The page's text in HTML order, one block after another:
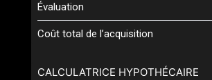
CALCULATRICE HYPOTHÉCAIRE
Évaluation
Coût total de l’acquisition